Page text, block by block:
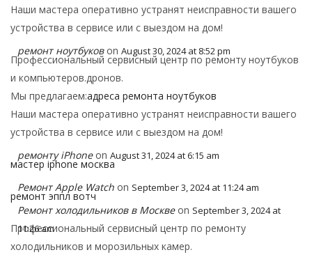
Наши мастера оперативно устранят неисправности вашего
устройства в сервисе или с выездом на дом!
ремонт ноутбуков on August 30, 2024 at 8:52 pm
Профессиональный сервисный центр по ремонту ноутбуков
и компьютеров.дронов.
Мы предлагаем:адреса ремонта ноутбуков
Наши мастера оперативно устранят неисправности вашего
устройства в сервисе или с выездом на дом!
ремонту iPhone on August 31, 2024 at 6:15 am
мастер iphone москва
Ремонт Apple Watch on September 3, 2024 at 11:24 am
ремонт эппл вотч
Ремонт холодильников в Москве on September 3, 2024 at
11:26 am
Профессиональный сервисный центр по ремонту
холодильников и морозильных камер.